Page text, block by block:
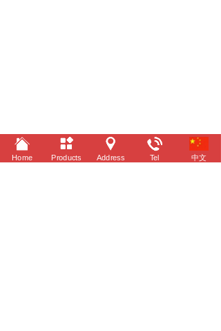
Home Products Address Tel 中文